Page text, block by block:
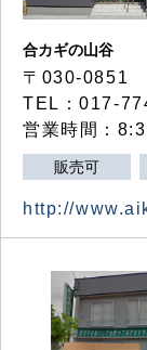
合カギの山谷
〒030-0851
TEL：017-
営業時間：
販売可
http://